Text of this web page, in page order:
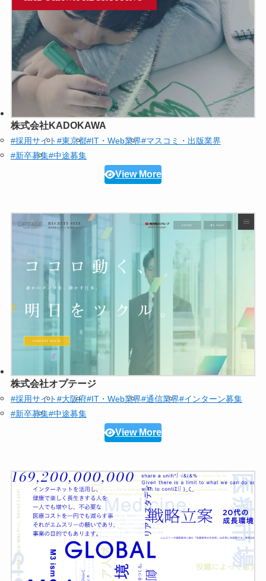
株式会社KADOKAWA
#採用サイト#東京都#IT・Web業界#マスコミ・出版業界
#新卒募集#中途募集
View More
株式会社オプテージ
#採用サイト#大阪府#IT・Web業界#通信業界#インターン募集
#新卒募集#中途募集
View More